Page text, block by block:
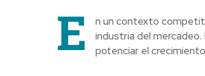
E
n un contexto
industria del
potenciar el